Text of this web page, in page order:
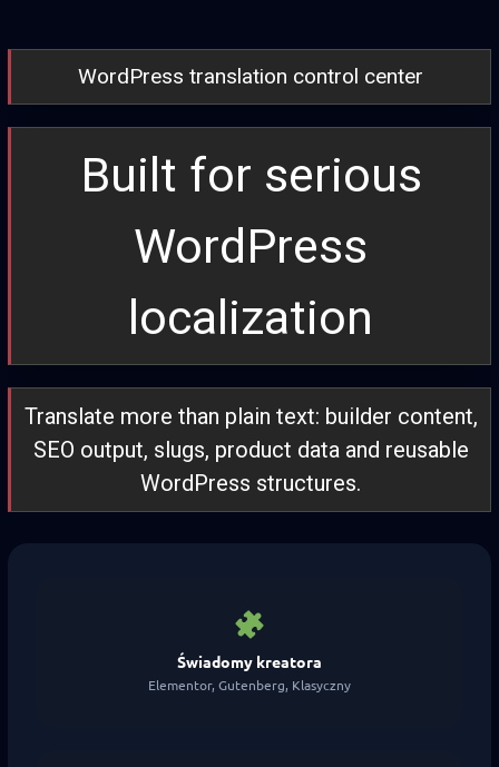
WordPress translation control center
Built for serious
WordPress
localization
Translate more than plain text: builder content,
SEO output, slugs, product data and reusable
WordPress structures.
Świadomy kreatora
Elementor, Gutenberg, Klasyczny